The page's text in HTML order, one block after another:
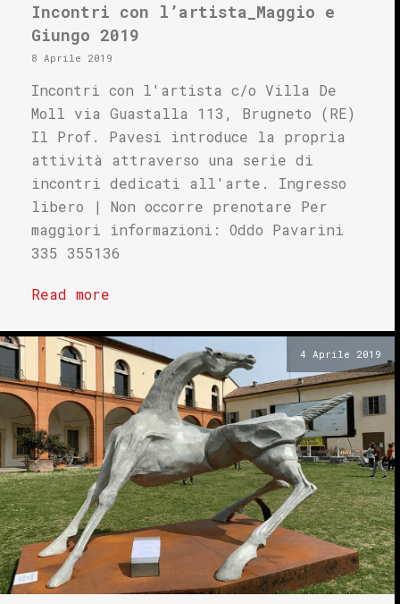
Incontri con l’artista_Maggio e
Giungo 2019
8 Aprile 2019
Incontri con l'artista c/o Villa De
Moll via Guastalla 113, Brugneto (RE)
Il Prof. Pavesi introduce la propria
attività attraverso una serie di
incontri dedicati all'arte. Ingresso
libero | Non occorre prenotare Per
maggiori informazioni: Oddo Pavarini
335 355136
Read more
4 Aprile 2019